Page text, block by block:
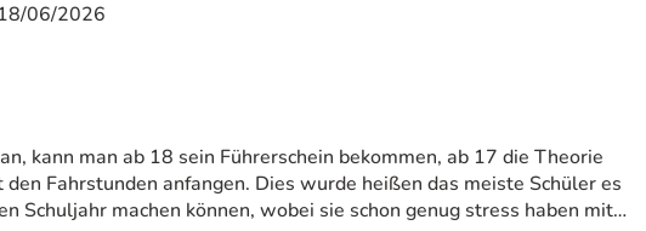
18/06/2026
kann man ab 18 sein Führerschein bekommen, ab 17 die Theorie
Fahrstunden anfangen. Dies wurde heißen das meiste Schüler es
Schuljahr machen können, wobei sie schon genug stress haben mit